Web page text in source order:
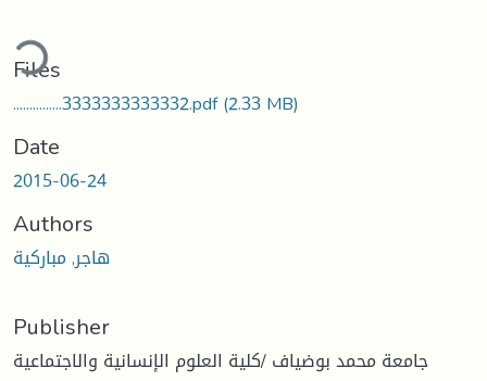
Loading...
Files
...............3333333333332.pdf(2.33 MB)
Date
2015-06-24
Authors
هاجر, مباركية
Publisher
جامعة محمد بوضياف /كلية العلوم الإنسانية والاجتماعية